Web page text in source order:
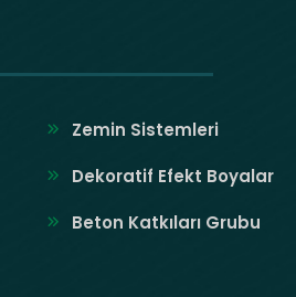
Zemin Sistemleri
Dekoratif Efekt Boyalar
Beton Katkıları Grubu